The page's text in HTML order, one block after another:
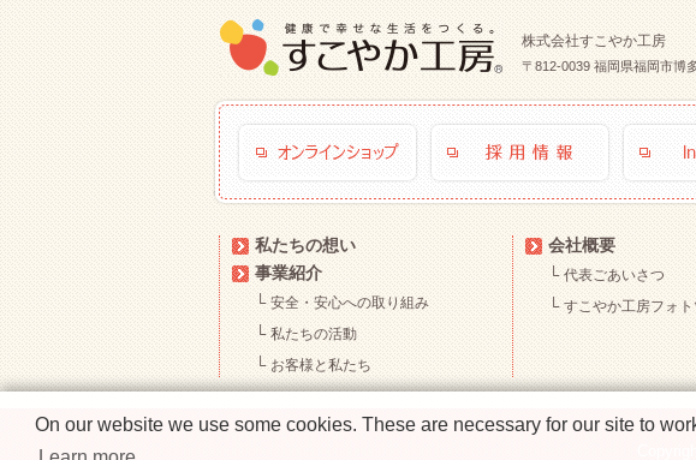
株式会社すこやか工房
〒812-0039 福岡県福岡市博
私たちの想い
事業紹介
└ 安全・安心への取り組み
└ 私たちの活動
└ お客様と私たち
会社概要
└ 代表ごあいさつ
└ すこやか工房フォト
On our website we use some cookies. These are necessary for our site to